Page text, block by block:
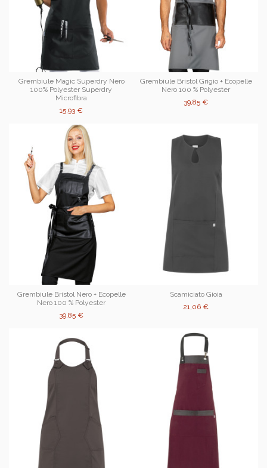
Grembiule Magic Superdry Nero
100% Polyester Superdry
Microfibra
15,93 €
Grembiule Bristol Grigio + Ecopelle
Nero 100 % Polyester
39,85 €
Grembiule Bristol Nero + Ecopelle
Nero 100 % Polyester
39,85 €
Scamiciato Gioia
21,06 €